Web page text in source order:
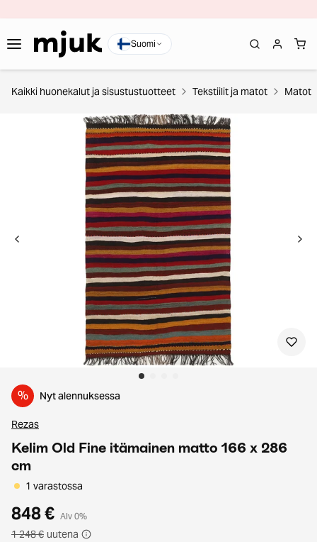
Suomi
Kaikki huonekalut ja sisustustuotteet Tekstiilit ja matot Matot
% Nyt alennuksessa
Rezas
Kelim Old Fine itämainen matto 166 x 286
cm
1 varastossa
848 € Alv 0%
1 248 € uutena